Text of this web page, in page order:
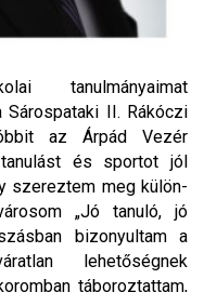
tanulmányaimat
II. Rákóczi
az Árpád Vezér
és sportot jól
szereztem meg külön-
„Jó tanuló, jó
bizonyultam a
lehetőségnek
táboroztattam,